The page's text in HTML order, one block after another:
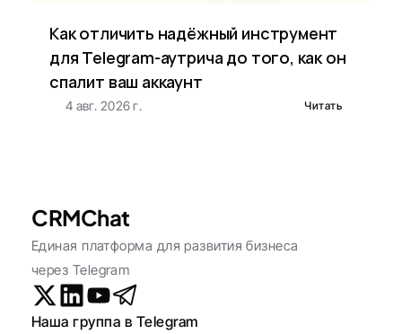
Как отличить надёжный инструмент
для Telegram-аутрича до того, как он
спалит ваш аккаунт
4 авг. 2026 г. Читать
CRMChat
Единая платформа для развития бизнеса
через Telegram
Наша группа в Telegram